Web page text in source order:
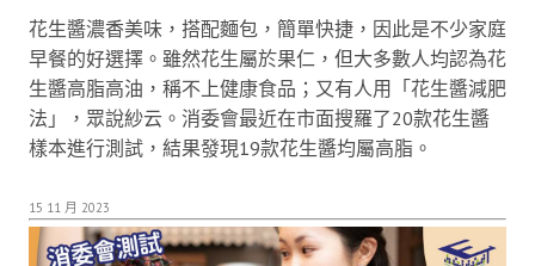
花生醬濃香美味，搭配麵包，簡單快捷，因此是不少家庭
早餐的好選擇。雖然花生屬於果仁，但大多數人均認為花
生醬高脂高油，稱不上健康食品；又有人用「花生醬減肥
法」，眾說紗云。消委會最近在市面搜羅了20款花生醬
樣本進行測試，結果發現19款花生醬均屬高脂。
15 11 月 2023